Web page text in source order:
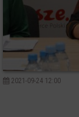
2021-09-24 12:00